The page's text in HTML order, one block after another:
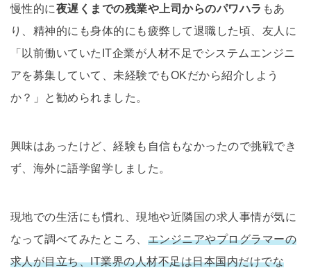
慢性的に夜遅くまでの残業や上司からのパワハラ もあ
り、精神的にも身体的にも疲弊して退職した頃、友人に
「以前働いていたIT企業が人材不足でシステムエンジニ
アを募集していて、未経験でもOKだから紹介しよう
か？」と勧められました。
興味はあったけど、経験も自信もなかったので挑戦でき
ず、海外に語学留学しました。
現地での生活にも慣れ、現地や近隣国の求人事情が気に
なって調べてみたところ、 エンジニアやプログラマーの
求人が目立ち、IT業界の人材不足は日本国内だけでな